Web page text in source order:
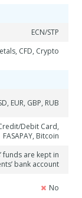
ECN/STP
CFD, Crypto
EUR, GBP, RUB
Debit Card,
FASAPAY, Bitcoin
funds are kept in
bank account
No